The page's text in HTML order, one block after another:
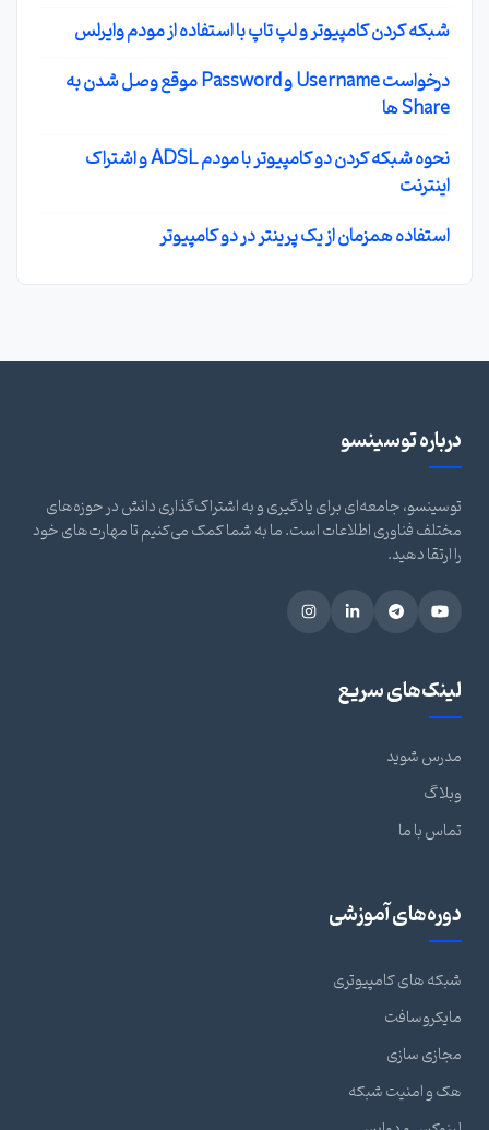
شبکه کردن کامپیوتر و لپ تاپ با استفاده از مودم وایرلس
درخواست Username و Password موقع وصل شدن به
Share ها
نحوه شبکه کردن دو کامپیوتر با مودم ADSL و اشتراک
اینترنت
استفاده همزمان از یک پرینتر در دو کامپیوتر
درباره توسینسو
توسینسو، جامعه‌ای برای یادگیری و به اشتراک‌گذاری دانش در حوزه‌های
مختلف فناوری اطلاعات است. ما به شما کمک می‌کنیم تا مهارت‌های خود
را ارتقا دهید.
لینک‌های سریع
مدرس شوید
وبلاگ
تماس با ما
دوره‌های آموزشی
شبکه های کامپیوتری
مایکروسافت
مجازی سازی
هک و امنیت شبکه